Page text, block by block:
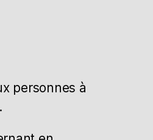
personnes à